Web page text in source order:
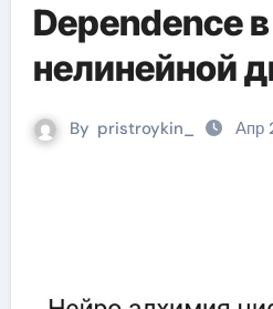
Dependence в
нелинейной
By pristroykin_ Апр